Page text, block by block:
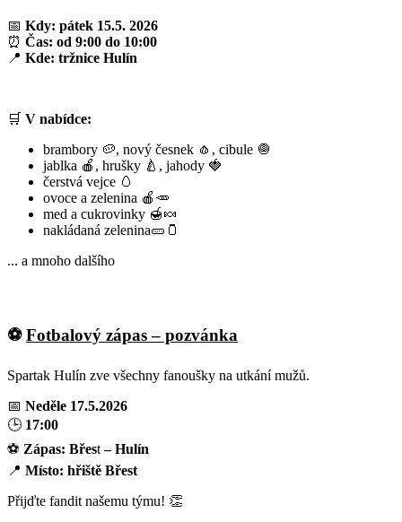
📅 Kdy: pátek 15.5. 2026
⏰ Čas: od 9:00 do 10:00
📍 Kde: tržnice Hulín
🛒 V nabídce:
brambory 🥔, nový česnek 🧄, cibule 🧅
jablka 🍎, hrušky 🍐, jahody 🍓
čerstvá vejce 🥚
ovoce a zelenina 🍎🥕
med a cukrovinky 🍯🍬
nakládaná zelenina🥒🫙
... a mnoho dalšího
⚽Fotbalový zápas – pozvánka
Spartak Hulín zve všechny fanoušky na utkání mužů.
📅 Neděle 17.5.2026
🕒 17:00
⚽ Zápas: Břest– Hulín
📍 Místo: hřiště Břest
Přijďte fandit našemu týmu! 👏